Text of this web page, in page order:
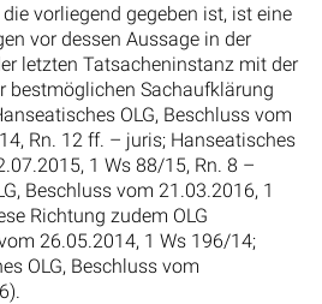
vorliegend gegeben ist, ist eine
vor dessen Aussage in der
letzten Tatsacheninstanz mit der
bestmöglichen Sachaufklärung
OLG, Beschluss vom
Rn. 12 ff. – juris; Hanseatisches
1 Ws 88/15, Rn. 8 –
Beschluss vom 21.03.2016, 1
Richtung zudem OLG
26.05.2014, 1 Ws 196/14;
OLG, Beschluss vom